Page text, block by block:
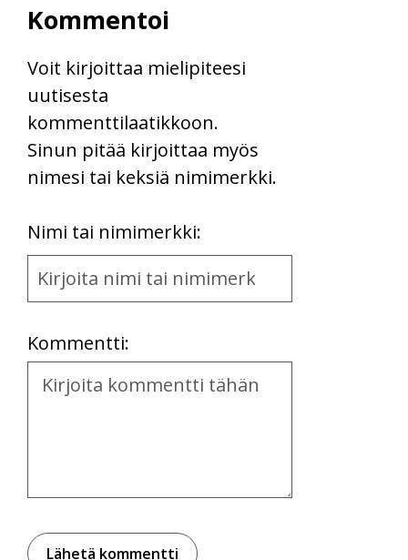
Kommentoi
Voit kirjoittaa mielipiteesi
uutisesta
kommenttilaatikkoon.
Sinun pitää kirjoittaa myös
nimesi tai keksiä nimimerkki.
Nimi tai nimimerkki:
Name
and
Kommentti:
Kommentti